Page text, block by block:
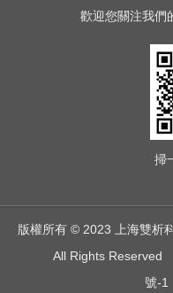
歡迎您關注我們
掃
版權所有 © 2023 上海雙析
All Rights
號-1